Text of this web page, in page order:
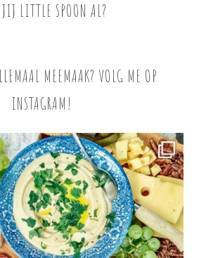
LITTLE SPOON AL?
MEEMAAK? VOLG ME OP
INSTAGRAM!